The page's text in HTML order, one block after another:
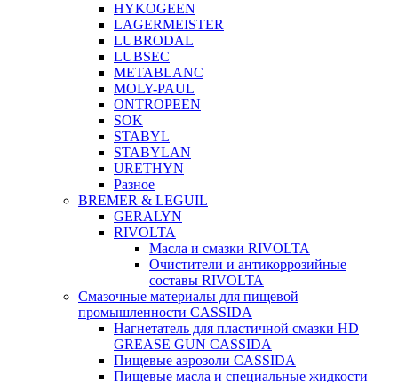
HYKOGEEN
LAGERMEISTER
LUBRODAL
LUBSEC
METABLANC
MOLY-PAUL
ONTROPEEN
SOK
STABYL
STABYLAN
URETHYN
Разное
BREMER & LEGUIL
GERALYN
RIVOLTA
Масла и смазки RIVOLTA
Очистители и антикоррозийные
составы RIVOLTA
Смазочные материалы для пищевой
промышленности CASSIDA
Нагнетатель для пластичной смазки HD
GREASE GUN CASSIDA
Пищевые аэрозоли CASSIDA
Пищевые масла и специальные жидкости